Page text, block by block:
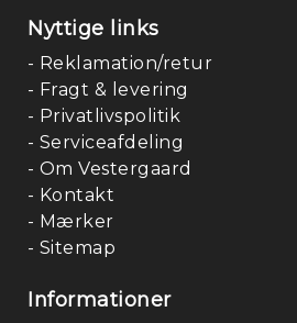
Nyttige links
- Reklamation/retur
- Fragt & levering
- Privatlivspolitik
- Serviceafdeling
- Om Vestergaard
- Kontakt
- Mærker
- Sitemap
Informationer